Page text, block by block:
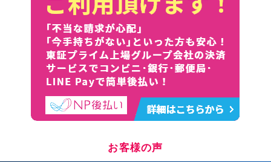
お客様の声